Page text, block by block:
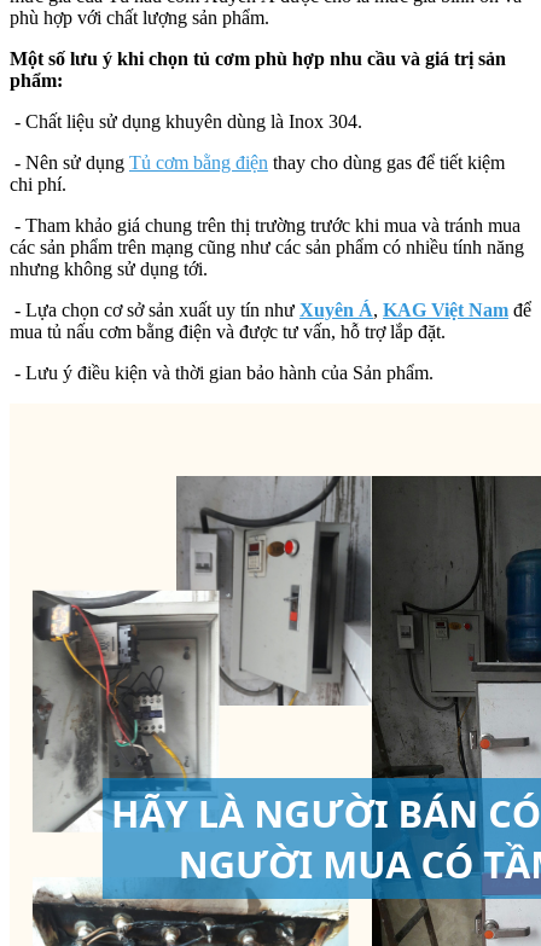
phù hợp với chất lượng sản phẩm.
Một số lưu ý khi chọn tủ cơm phù hợp nhu cầu và giá trị sản
phẩm:
- Chất liệu sử dụng khuyên dùng là Inox 304.
- Nên sử dụng Tủ cơm bằng điện thay cho dùng gas để tiết kiệm
chi phí.
- Tham khảo giá chung trên thị trường trước khi mua và tránh mua
các sản phẩm trên mạng cũng như các sản phẩm có nhiều tính năng
nhưng không sử dụng tới.
- Lựa chọn cơ sở sản xuất uy tín như Xuyên Á, KAG Việt Nam để
mua tủ nấu cơm bằng điện và được tư vấn, hỗ trợ lắp đặt.
- Lưu ý điều kiện và thời gian bảo hành của Sản phẩm.